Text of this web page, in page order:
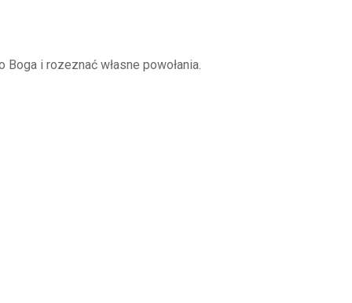
i rozeznać własne powołania.